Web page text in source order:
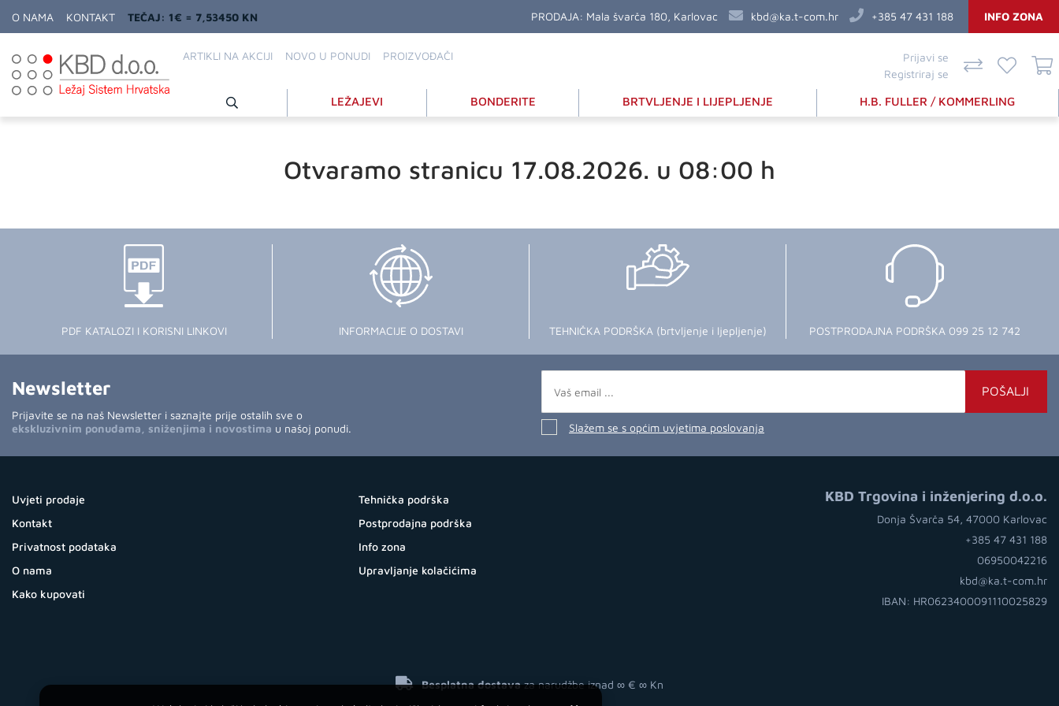
O NAMA KONTAKT TEČAJ: 1€ = 7,53450 KN PRODAJA: Mala švarča 180, Karlovac kbd@ka.t-com.hr +385 47 431 188 INFO ZONA
ARTIKLI NA AKCIJI NOVO U PONUDI PROIZVOĐAČI
Prijavi se
Registriraj se
LEŽAJEVI BONDERITE BRTVLJENJE I LIJEPLJENJE H.B. FULLER / KOMMERLING
Otvaramo stranicu 17.08.2026. u 08:00 h
PDF KATALOZI I KORISNI LINKOVI INFORMACIJE O DOSTAVI TEHNIČKA PODRŠKA (brtvljenje i ljepljenje) POSTPRODAJNA PODRŠKA 099 25 12 742
Newsletter
Prijavite se na naš Newsletter i saznajte prije ostalih sve o
ekskluzivnim ponudama, sniženjima i novostima u našoj ponudi.
POŠALJI
Slažem se s općim uvjetima poslovanja
Uvjeti prodaje
Kontakt
Privatnost podataka
O nama
Kako kupovati
Tehnička podrška
Postprodajna podrška
Info zona
Upravljanje kolačićima
KBD Trgovina i inženjering d.o.o.
Donja Švarča 54, 47000 Karlovac
+385 47 431 188
06950042216
kbd@ka.t-com.hr
IBAN: HR0623400091110025829
Besplatna dostavaza narudžbe iznad ∞ € ∞ Kn